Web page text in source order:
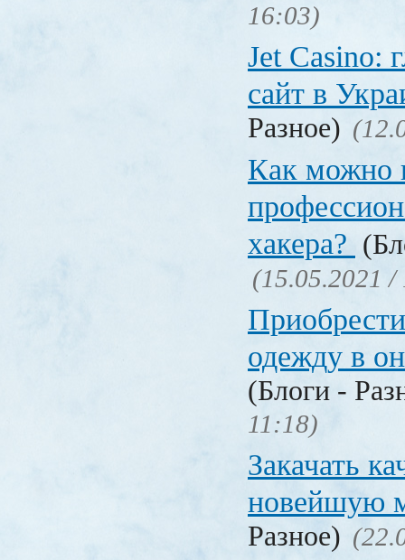
16:03)
Jet Сasino:
сайт в
Разное)
Как можно
хакера?
(15.05.2021 /
одежду в
(Блоги -
11:18)
Закачать
новейшую
Разное)